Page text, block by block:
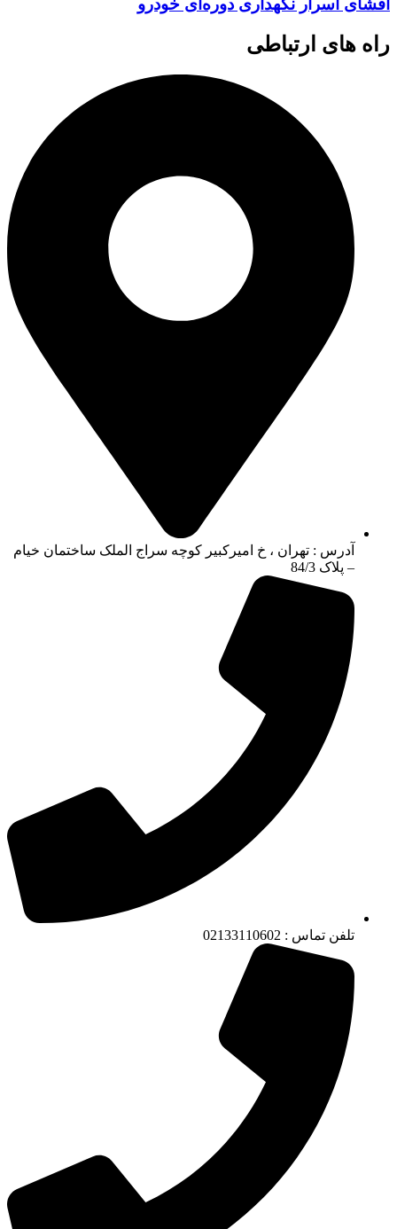
افشای اسرار نگهداری دوره‌ای خودرو
راه های ارتباطی
آدرس : تهران ، خ امیرکبیر کوچه سراج الملک ساختمان خیام
– پلاک 84/3
تلفن تماس : 02133110602